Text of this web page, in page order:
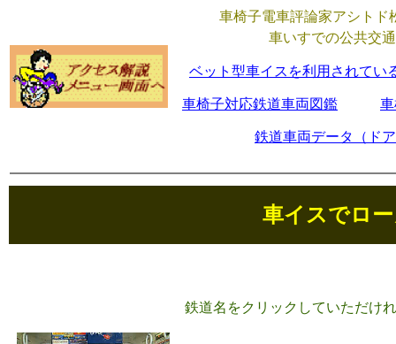
車椅子電車評論家アシト
車いすでの公共交
ベット型車イスを利用されてい
車椅子対応鉄道車両図鑑
鉄道車両データ（ド
車イスでロ
鉄道名をクリックしていただけ